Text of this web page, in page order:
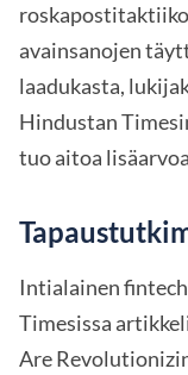
avainsanojen
laadukasta,
Hindustan
tuo aitoa
Intialainen
Timesissa
Are